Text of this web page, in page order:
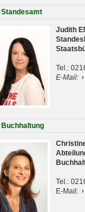
Standesamt
Judith
Tel.:
E-Mail:
Buchhaltung
Tel.:
E-Mail: